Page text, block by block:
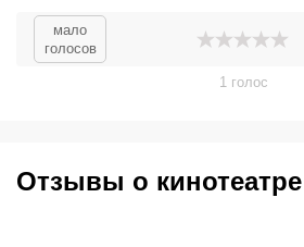
свежие фильмы мирового кинопроката.
В здании работает кинобар.
мало
голосов
1голос
Отзывы о кинотеатре